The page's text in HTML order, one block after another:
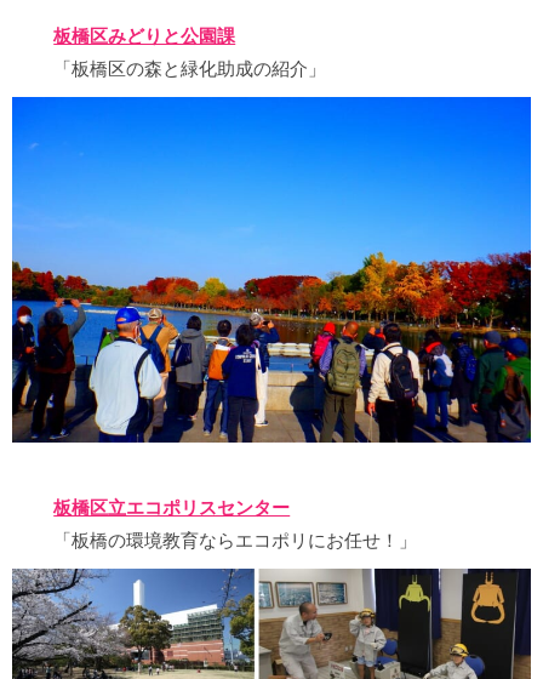
板橋区みどりと公園課
「板橋区の森と緑化助成の紹介」
板橋区立エコポリスセンター
「板橋の環境教育ならエコポリにお任せ！」